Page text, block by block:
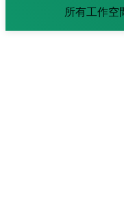
所有工作空